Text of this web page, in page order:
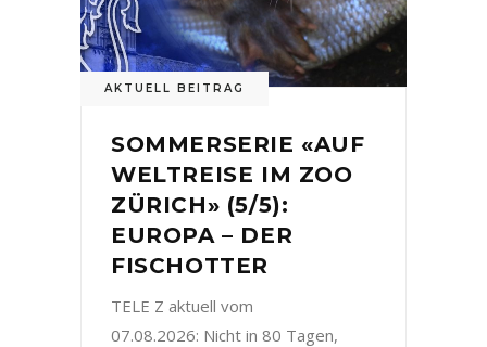
AKTUELL BEITRAG
SOMMERSERIE «AUF
WELTREISE IM ZOO
ZÜRICH» (5/5):
EUROPA – DER
FISCHOTTER
TELE Z aktuell vom
07.08.2026: Nicht in 80 Tagen,